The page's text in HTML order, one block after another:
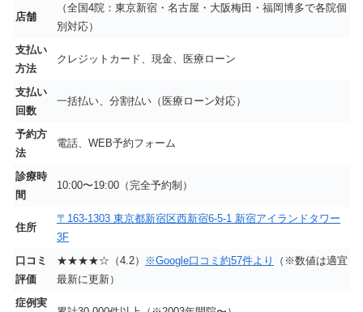
店舗
（全国4院：東京新宿・名古屋・大阪梅田・福岡博多で各院個
別対応）
支払い
方法
クレジットカード、現金、医療ローン
支払い
回数
一括払い、分割払い（医療ローン対応）
予約方
法
電話、WEB予約フォーム
診療時
間
10:00〜19:00（完全予約制）
住所
〒163-1303 東京都新宿区西新宿6-5-1 新宿アイランドタワー
3F
口コミ
評価
★★★★☆（4.2） ※Google口コミ約57件より
（※数値は適宜
最新に更新）
症例実